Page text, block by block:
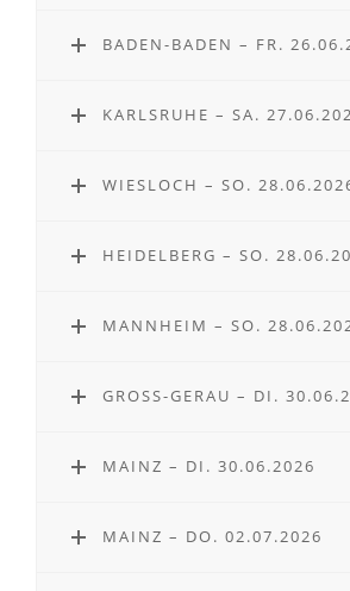
BADEN-BADEN – FR.
KARLSRUHE – SA.
WIESLOCH – SO.
HEIDELBERG – SO.
MANNHEIM – SO.
GROSS-GERAU – DI.
MAINZ – DI. 30.06.2026
MAINZ – DO. 02.07.2026